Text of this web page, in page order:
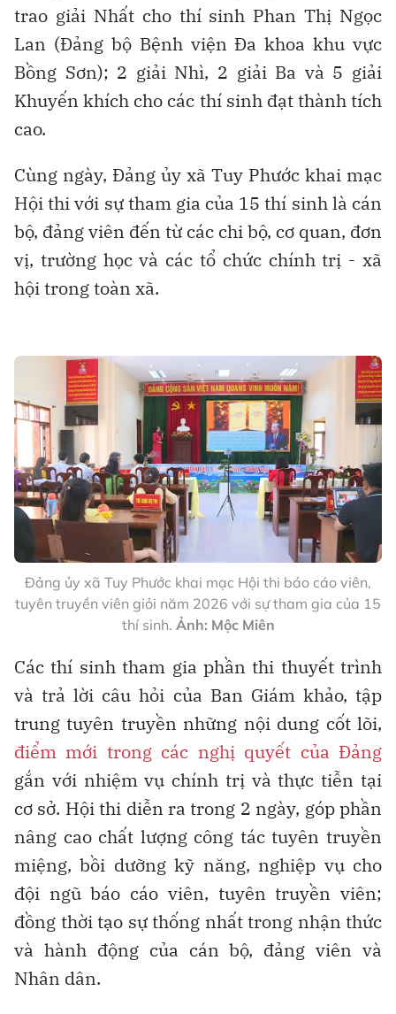
trao giải Nhất cho thí sinh Phan Thị Ngọc
Lan (Đảng bộ Bệnh viện Đa khoa khu vực
Bồng Sơn); 2 giải Nhì, 2 giải Ba và 5 giải
Khuyến khích cho các thí sinh đạt thành tích
cao.
Cùng ngày, Đảng ủy xã Tuy Phước khai mạc
Hội thi với sự tham gia của 15 thí sinh là cán
bộ, đảng viên đến từ các chi bộ, cơ quan, đơn
vị, trường học và các tổ chức chính trị - xã
hội trong toàn xã.
Đảng ủy xã Tuy Phước khai mạc Hội thi báo cáo viên,
tuyên truyền viên giỏi năm 2026 với sự tham gia của 15
thí sinh. Ảnh: Mộc Miên
Các thí sinh tham gia phần thi thuyết trình
và trả lời câu hỏi của Ban Giám khảo, tập
trung tuyên truyền những nội dung cốt lõi,
điểm mới trong các nghị quyết của Đảng
gắn với nhiệm vụ chính trị và thực tiễn tại
cơ sở. Hội thi diễn ra trong 2 ngày, góp phần
nâng cao chất lượng công tác tuyên truyền
miệng, bồi dưỡng kỹ năng, nghiệp vụ cho
đội ngũ báo cáo viên, tuyên truyền viên;
đồng thời tạo sự thống nhất trong nhận thức
và hành động của cán bộ, đảng viên và
Nhân dân.